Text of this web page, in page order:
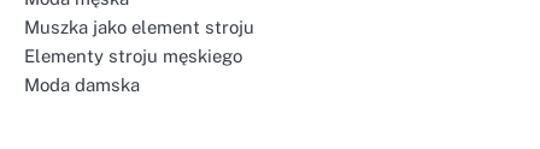
Muszka jako element stroju
Elementy stroju męskiego
Moda damska